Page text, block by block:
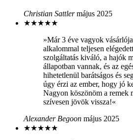
Christian Sattler május 2025
★★★★★
»Már 3 éve vagyok
alkalommal teljesen
szolgáltatás kiváló, a hajók
állapotban vannak, és az
hihetetlenül barátságos és
úgy érzi az ember, hogy jó
Nagyon köszönöm a remek
szívesen jövök vissza!«
Alexander Begoon május 2025
★★★★★